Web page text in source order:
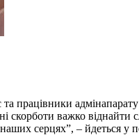
працівники
скорботи важко
серцях”, – йдеться у